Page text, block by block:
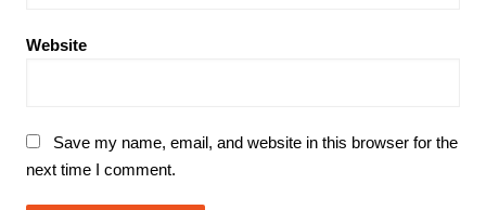
Website
Save my name, email, and website in this browser for the
next time I comment.